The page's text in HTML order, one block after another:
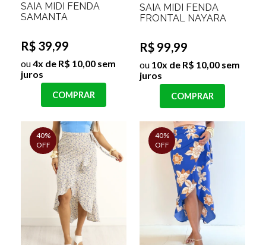
SAIA MIDI FENDA
SAMANTA
R$ 39,99
ou4x de R$ 10,00 sem
juros
COMPRAR
SAIA MIDI FENDA
FRONTAL NAYARA
R$ 99,99
ou 10x de R$ 10,00 sem
juros
COMPRAR
40%
OFF
40%
OFF